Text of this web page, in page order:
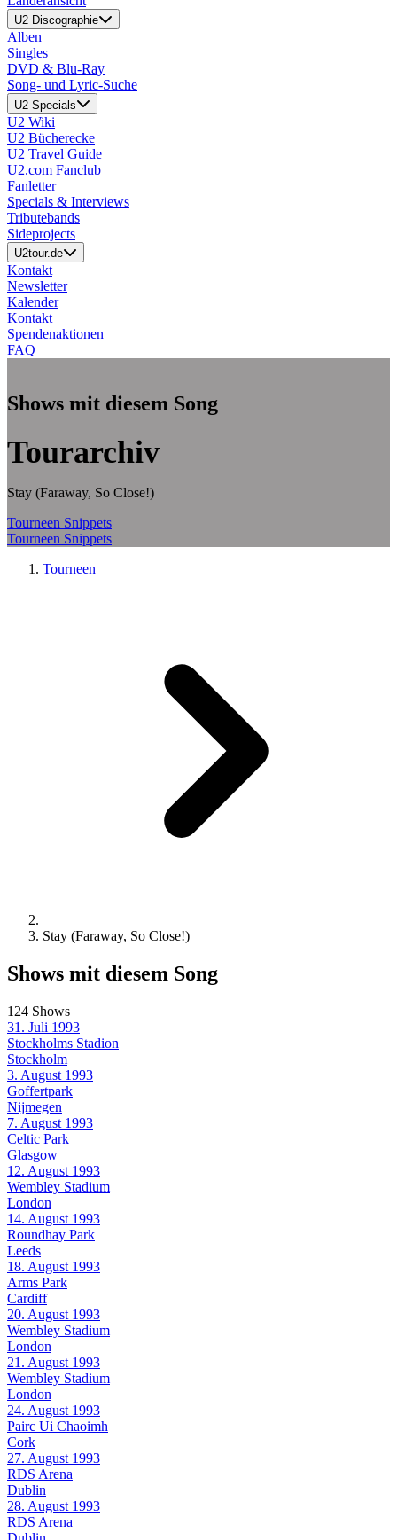
U2 Discographie
Alben
Singles
DVD & Blu-Ray
Song- und Lyric-Suche
U2 Specials
U2 Wiki
U2 Bücherecke
U2 Travel Guide
U2.com Fanclub
Fanletter
Specials & Interviews
Tributebands
Sideprojects
U2tour.de
Kontakt
Newsletter
Kalender
Kontakt
Spendenaktionen
FAQ
Shows mit diesem Song
Tourarchiv
Stay (Faraway, So Close!)
Tourneen Snippets
Tourneen Snippets
Tourneen
Stay (Faraway, So Close!)
Shows mit diesem Song
124 Shows
31. Juli 1993
Stockholms Stadion
Stockholm
3. August 1993
Goffertpark
Nijmegen
7. August 1993
Celtic Park
Glasgow
12. August 1993
Wembley Stadium
London
14. August 1993
Roundhay Park
Leeds
18. August 1993
Arms Park
Cardiff
20. August 1993
Wembley Stadium
London
21. August 1993
Wembley Stadium
London
24. August 1993
Pairc Ui Chaoimh
Cork
27. August 1993
RDS Arena
Dublin
28. August 1993
RDS Arena